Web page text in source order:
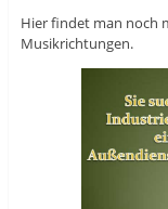
Hier findet man noch
Musikrichtungen.